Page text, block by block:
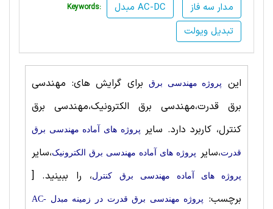
Keywords: مبدل AC-DC
مدار سه فاز
تبدیل ویولت
این پروژه مهندسی برقبرای گرایش های: مهندسی
برق قدرت،مهندسی برق الکترونیک،مهندسی برق
کنترل، کاربرد دارد. سایرپروژه های آماده مهندسی برق
قدرت،سایر پروژه های آماده مهندسی برق الکترونیک،سایر
پروژه های آماده مهندسی برق کنترل، را ببینید. [
برچسب:
پروژه مهندسی برق قدرت در زمینه مبدل AC-